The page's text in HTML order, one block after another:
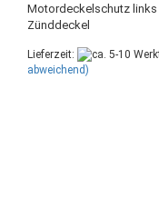
Motordeckelschutz
Zünddeckel
Lieferzeit:
abweichend)